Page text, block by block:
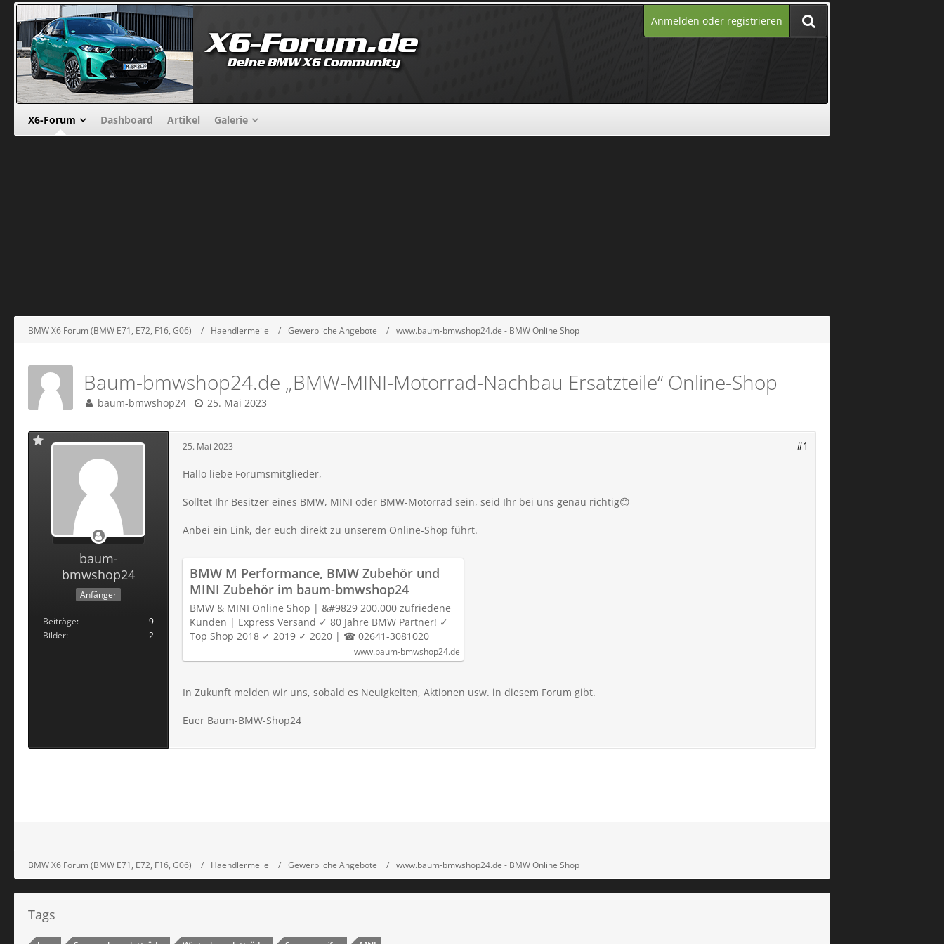
Anmelden oder registrieren
X6-Forum Dashboard Artikel Galerie
BMW X6 Forum (BMW E71, E72, F16, G06) Haendlermeile Gewerbliche Angebote www.baum-bmwshop24.de - BMW Online Shop
Baum-bmwshop24.de „BMW-MINI-Motorrad-Nachbau Ersatzteile“ Online-Shop
baum-bmwshop24 25. Mai 2023
baum-
bmwshop24
Anfänger
Beiträge
9
Bilder
2
25. Mai 2023 #1
Hallo liebe Forumsmitglieder,
Solltet Ihr Besitzer eines BMW, MINI oder BMW-Motorrad sein, seid Ihr bei uns genau richtig😊
Anbei ein Link, der euch direkt zu unserem Online-Shop führt.
BMW M Performance, BMW Zubehör und
MINI Zubehör im baum-bmwshop24
BMW & MINI Online Shop | &#9829 200.000 zufriedene
Kunden | Express Versand ✓ 80 Jahre BMW Partner! ✓
Top Shop 2018 ✓ 2019 ✓ 2020 | ☎ 02641-3081020
www.baum-bmwshop24.de
In Zukunft melden wir uns, sobald es Neuigkeiten, Aktionen usw. in diesem Forum gibt.
Euer Baum-BMW-Shop24
BMW X6 Forum (BMW E71, E72, F16, G06) Haendlermeile Gewerbliche Angebote www.baum-bmwshop24.de - BMW Online Shop
Tags